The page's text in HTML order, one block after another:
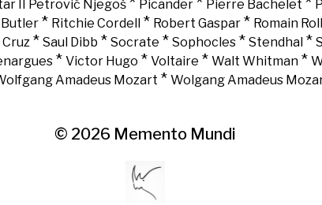
II Petrović Njegoš Picander Pierre Bachelet
* Ritchie Cordell * Robert Gaspar* Romain
Cruz* Saul Dibb * Socrate * Sophocles* Stendhal*
* Victor Hugo * Voltaire * Walt Whitman *
Amadeus Mozart * Wolgang Amadeus
© 2026 Memento Mundi